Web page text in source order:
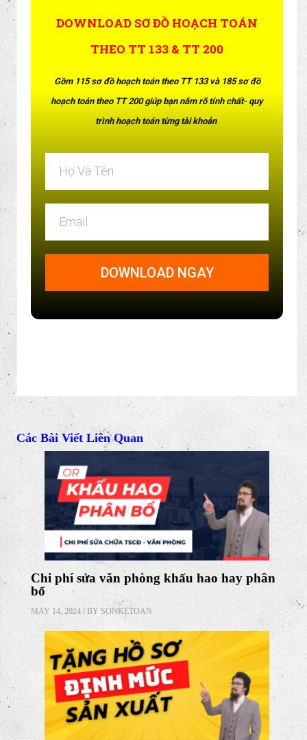
những kiến thức này, đừng quên share về tường
facebook để lưu lại kiến thức này khi cần nhé
THEO TT 133 & TT 200
DOWNLOAD NGAY
Các Bài Viết Liên Quan